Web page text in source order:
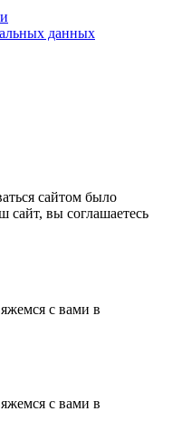
данных
сайтом было
сайт, вы соглашаетесь
с вами в
с вами в